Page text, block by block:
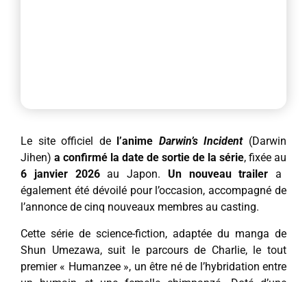
Le site officiel de l’anime Darwin’s Incident (Darwin
Jihen) a confirmé la date de sortie de la série, fixée au
6 janvier 2026au Japon. Un nouveau trailer a
également été dévoilé pour l’occasion, accompagné de
l’annonce de cinq nouveaux membres au casting.
Cette série de science-fiction, adaptée du manga de
Shun Umezawa, suit le parcours de Charlie, le tout
premier « Humanzee », un être né de l’hybridation entre